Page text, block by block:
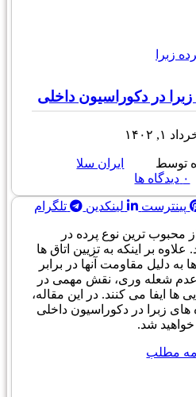
زبرا
زبرا در دکوراسیون داخلی
۱, ۱۴۰۲
توسط
ایران سلا
۰ دیدگاه ها
پینترست لینکدین تلگرام
محبوب ترین نوع پرده در
بر اینکه به تزیین اتاق ها
به دلیل مقاومت آنها در برابر
شعله وری، نقش مهمی در
ها ایفا می کنند. در این مقاله،
های زبرا در دکوراسیون داخلی
خواهید شد.
مطلب